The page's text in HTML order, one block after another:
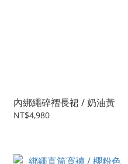
內綁繩碎褶長裙 / 奶油黃
NT$4,980